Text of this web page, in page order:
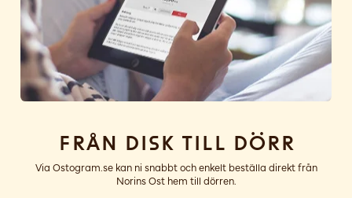
Från disk till dörr
Via Ostogram.se kan ni snabbt och enkelt beställa direkt från
Norins Ost hem till dörren.